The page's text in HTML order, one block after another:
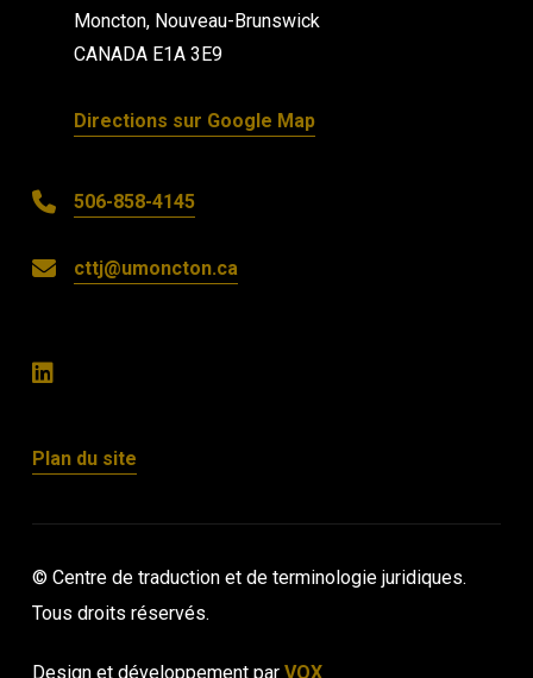
Moncton, Nouveau-Brunswick
CANADA E1A 3E9
Directions sur Google Map
506-858-4145
cttj@umoncton.ca
Plan du site
© Centre de traduction et de terminologie juridiques.
Tous droits réservés.
Design et développement par VOX